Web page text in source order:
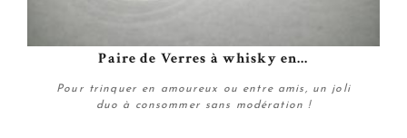
Paire de Verres à whisky en...
Pour trinquer en amoureux ou entre amis, un joli
duo à consommer sans modération !